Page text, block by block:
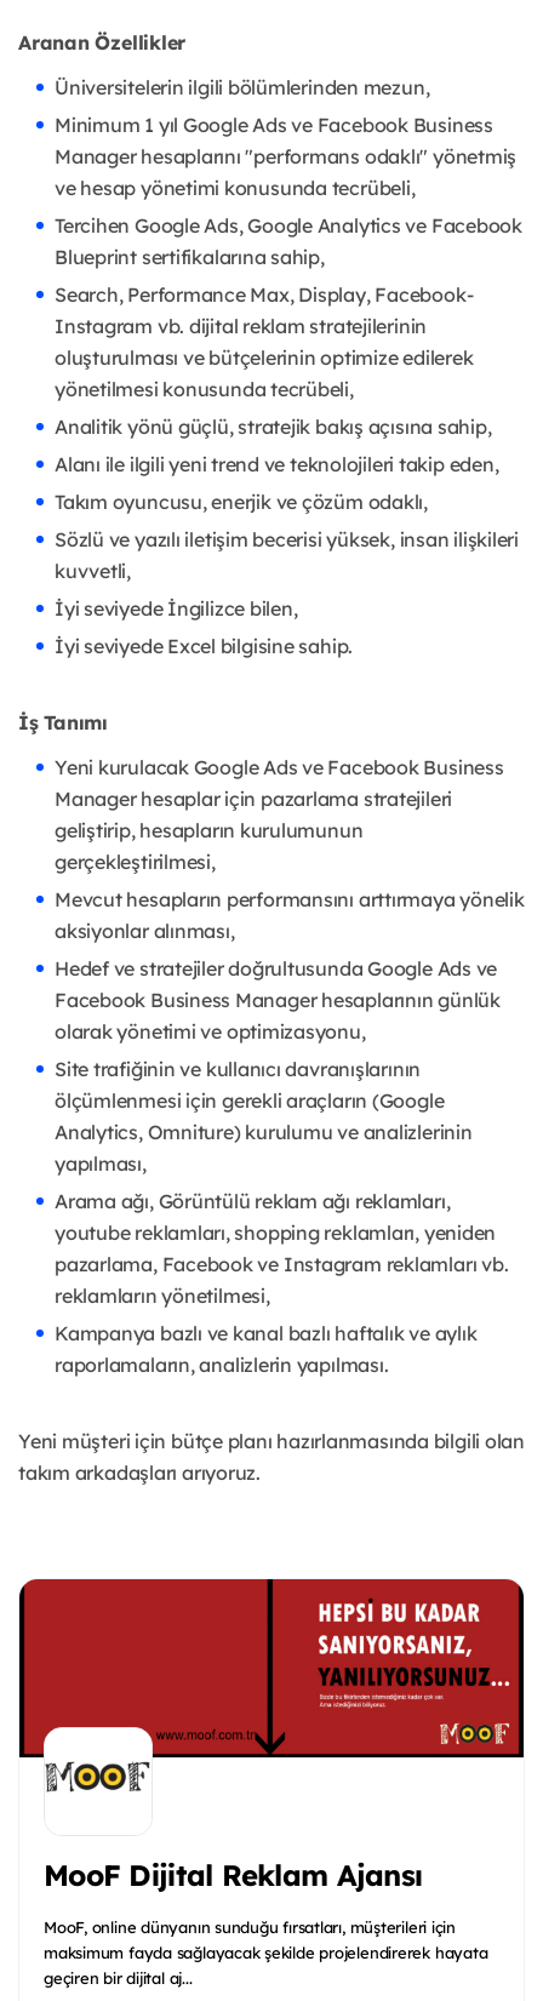
Aranan Özellikler
Üniversitelerin ilgili bölümlerinden mezun,
Minimum 1 yıl Google Ads ve Facebook Business
Manager hesaplarını "performans odaklı" yönetmiş
ve hesap yönetimi konusunda tecrübeli,
Tercihen Google Ads, Google Analytics ve Facebook
Blueprint sertifikalarına sahip,
Search, Performance Max, Display, Facebook-
Instagram vb. dijital reklam stratejilerinin
oluşturulması ve bütçelerinin optimize edilerek
yönetilmesi konusunda tecrübeli,
Analitik yönü güçlü, stratejik bakış açısına sahip,
Alanı ile ilgili yeni trend ve teknolojileri takip eden,
Takım oyuncusu, enerjik ve çözüm odaklı,
Sözlü ve yazılı iletişim becerisi yüksek, insan ilişkileri
kuvvetli,
İyi seviyede İngilizce bilen,
İyi seviyede Excel bilgisine sahip.
İş Tanımı
Yeni kurulacak Google Ads ve Facebook Business
Manager hesaplar için pazarlama stratejileri
geliştirip, hesapların kurulumunun
gerçekleştirilmesi,
Mevcut hesapların performansını arttırmaya yönelik
aksiyonlar alınması,
Hedef ve stratejiler doğrultusunda Google Ads ve
Facebook Business Manager hesaplarının günlük
olarak yönetimi ve optimizasyonu,
Site trafiğinin ve kullanıcı davranışlarının
ölçümlenmesi için gerekli araçların (Google
Analytics, Omniture) kurulumu ve analizlerinin
yapılması,
Arama ağı, Görüntülü reklam ağı reklamları,
youtube reklamları, shopping reklamları, yeniden
pazarlama, Facebook ve Instagram reklamları vb.
reklamların yönetilmesi,
Kampanya bazlı ve kanal bazlı haftalık ve aylık
raporlamaların, analizlerin yapılması.
Yeni müşteri için bütçe planı hazırlanmasında bilgili olan
takım arkadaşları arıyoruz.
MooF Dijital Reklam Ajansı
MooF, online dünyanın sunduğu fırsatları, müşterileri için
maksimum fayda sağlayacak şekilde projelendirerek hayata
geçiren bir dijital aj...